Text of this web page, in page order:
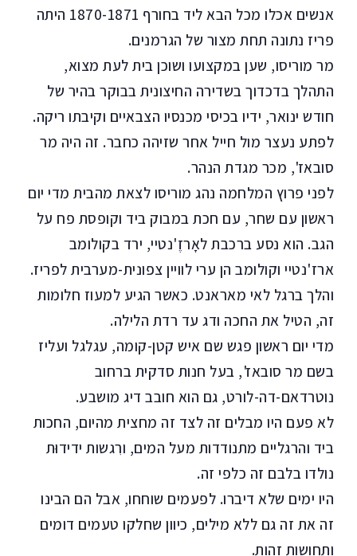
אנשים אכלו מכל הבא ליד בחורף 1870-1871 היתה
פריז נתונה תחת מצור של הגרמנים.
מר מוריסו, שען במקצועו ושוכן בית לעת מצוא,
התהלך בדכדוך בשדירה החיצונית בבוקר בהיר של
חודש ינואר, ידיו בכיסי מכנסיו הצבאיים וקיבתו ריקה.
לפתע נעצר מול חייל אחר שזיהה כחבר. זה היה מר
סובאז', מכר מגדת הנהר.
לפני פרוץ המלחמה נהג מוריסו לצאת מהבית מדי יום
ראשון עם שחר, עם חכת במבוק ביד וקופסת פח על
הגב. הוא נסע ברכבת לאָרזֶ'נטיי, ירד בקולומב
ארז'נטיי וקולומב הן ערי לוויין צפונית-מערבית לפריז.
והלך ברגל לאי מאראנט. כאשר הגיע למעוז חלומות
זה, הטיל את החכה ודג עד רדת הלילה.
מדי יום ראשון פגש שם איש קטן-קומה, עגלגל ועליז
בשם מר סובאז', בעל חנות סדקית ברחוב
נוטרדאם-דה-לורט, גם הוא חובב דיג מושבע.
לא פעם היו מבלים זה לצד זה מחצית מהיום, החכות
ביד והרגליים מתנודדות מעל המים, ורִגשות ידידוּת
נולדו בלבם זה כלפי זה.
היו ימים שלא דיברו. לפעמים שוחחו, אבל הם הבינו
זה את זה גם ללא מילים, כיוון שחלקו טעמים דומים
ותחושות זהות.